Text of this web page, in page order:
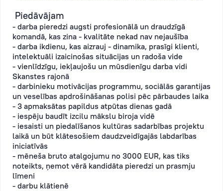
Piedāvājam
- darba pieredzi augsti profesionālā un draudzīgā
komandā, kas zina - kvalitāte nekad nav nejaušība
- darba ikdienu, kas aizrauj - dinamika, prasīgi klienti,
intelektuāli izaicinošas situācijas un radoša vide
- vienlīdzīgu, iekļaujošu un mūsdienīgu darba vidi
Skanstes rajonā
- darbinieku motivācijas programmu, sociālās garantijas
un veselības apdrošināšanas polisi pēc pārbaudes laika
- 3 apmaksātas papildus atpūtas dienas gadā
- iespēju baudīt izcilu mākslu biroja vidē
- iesaisti un piedalīšanos kultūras sadarbības projektu
laikā un būt klātesošiem daudzveidīgajās labdarības
iniciatīvās
- mēneša bruto atalgojumu no 3000 EUR, kas tiks
noteikts, ņemot vērā kandidāta pieredzi un prasmju
līmeni
- darbu klātienē